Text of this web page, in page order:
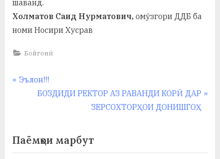
шаванд.
Холматов Саид Нурматович, омӯзгори ДДБ ба
номи Носири Хусрав
Бойгонӣ
Навигация
P
Эълон!!!
N
БОЗДИДИ РЕКТОР АЗ РАВАНДИ КОРӢ ДАР
ЗЕРСОХТОРҲОИ ДОНИШГОҲ
Паёмҳои марбут